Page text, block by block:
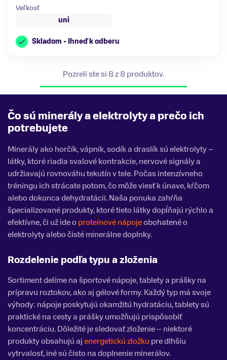
Veľkosť
uni
Skladom - Ihneď k odberu
Pozreli ste si 8 z 8 produktov.
Čo sú minerály a elektrolyty a prečo ich
potrebujete
Minerály ako horčík, vápnik, sodík a draslík sú elektrolyty –
látky, ktoré riadia svalové kontrakcie, nervové signály a
udržiavajú rovnováhu tekutín v tele. Počas intenzívneho
tréningu ich strácate potom, čo môže viesť k únave, kŕčom
alebo dokonca dehydratácii. Naša ponuka zahŕňa
špecializované produkty, ktoré tieto látky dopĺňajú rýchlo a
efektívne, či už ide o proteínové nápojeobohatené o
elektrolyty alebo čisté minerálne doplnky.
Rozdelenie podľa typu a zloženia
Sortiment delíme na športové nápoje, tablety a prášky na
prípravu roztokov, ako aj gélové formy. Každý typ má svoje
výhody: nápoje poskytujú okamžitú hydratáciu, tablety sú
praktické na cesty a prášky umožňujú prispôsobiť
koncentráciu. Dôležité je sledovať zloženie – niektoré
produkty obsahujú ajenergetickú zložku pre dlhšiu
vytrvalosť, iné sú čisto na doplnenie minerálov.